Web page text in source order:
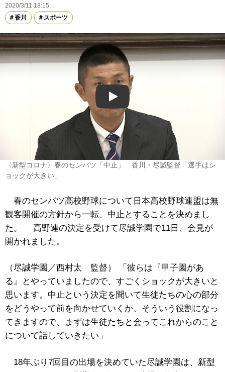
2020/3/11 18:15
香川
スポーツ
Play
〈新型コロナ〉春のセンバツ「中止」 香川・尽誠監督「選手はシ
ョックが大きい」
春のセンバツ高校野球について日本高校野球連盟は無
観客開催の方針から一転、中止とすることを決めまし
た。 高野連の決定を受けて尽誠学園で11日、会見が
開かれました。
（尽誠学園／西村太 監督） 「彼らは『甲子園があ
る』とやっていましたので、すごくショックが大きいと
思います。中止という決定を聞いて生徒たちの心の部分
をどうやって前を向かせていくか、そういう役割になっ
てきますので、まずは生徒たちと会ってこれからのこと
について話していきたい」
18年ぶり7回目の出場を決めていた尽誠学園は、新型